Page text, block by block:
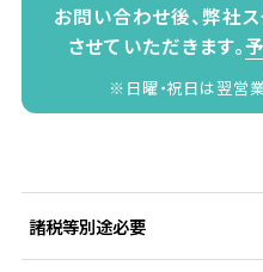
お問い合わせ後、弊社
させていただきます。
※日曜・祝日は翌営
諸税等別途必要